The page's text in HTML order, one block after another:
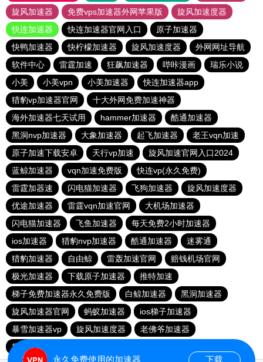
旋风加速器
免费vps加速器外网苹果版
旋风加速度器
快连加速器
快连加速器官网入口
原子加速器
快鸭加速器
快柠檬加速器 旋风加速度器
外网网址导航
软件中心
雷霆加速 狂飙加速器 哔咔漫画
瑞乐小说
小美
小美vpn 小美加速器
快连加速器app
猎豹vp加速器官网
十大外网免费加速神器
海外加速器七天试用
hammer加速器
酷通加速器
黑洞nvp加速器
大象加速器 起飞加速器
老王vqn加速
原子加速下载安卓
天行vp加速
旋风加速官网入口2024
蓝鲸加速器
vqn加速免费版
快连vp(永久免费)
雷霆加器速
闪电猫加速器 飞狗加速器
旋风加速度器
优途加速器
雷霆vqn加速官网
大机场加速器
闪电猫加速器
飞鱼加速器
每天免费2小时加速器
ios加速器
猎豹nvp加速器 酷通加速器
迷雾通
猎豹加速器
自由鲸 雷轰加速官网
赔钱机场官网
极光加速器
下载原子加速器
推特加速
梯子免费加速器永久免费版
白鲸加速器
黑洞加速器
旋风加速器官网
蚂蚁加速器
ios梯子加速器
暴雪加速器vp
旋风加速度器
老佛爷加速器
极光aurora加速器
永久免费使用的加速器 下载